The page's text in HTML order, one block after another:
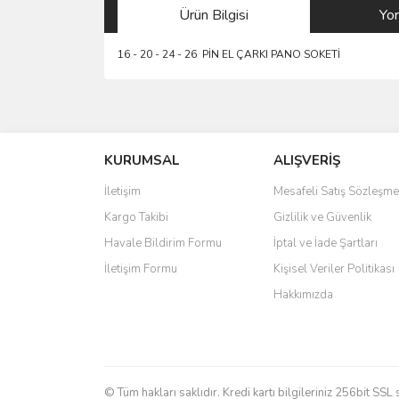
Ürün Bilgisi
16 - 20 - 24 - 26 PİN EL ÇARKI PANO SOKETİ
Ürün resmi kalitesiz, bozuk veya görüntülenemiyor.
Ürün açıklamasında eksik bilgiler bulunuyor.
Ürün bilgilerinde hatalar bulunuyor.
Ürün fiyatı diğer sitelerden daha pahalı.
Bu ürüne benzer farklı alternatifler olmalı.
KURUMSAL
İletişim
Kargo Takibi
Havale Bildirim Formu
İletişim Formu
ALIŞVERİŞ
Mesafeli Satış
Gizlilik ve Güvenlik
İptal ve İade Şartları
Kişisel Veriler Politikası
Hakkımızda
© Tüm hakları saklıdır. Kredi kartı bilgileriniz 256bit SSL